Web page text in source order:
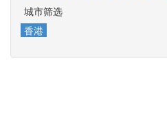
城市筛选
香港